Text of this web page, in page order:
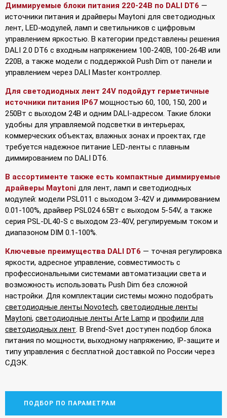
Диммируемые блоки питания 220-24В по DALI DT6 —
источники питания и драйверы Maytoni для светодиодных
лент, LED-модулей, ламп и светильников с цифровым
управлением яркостью. В категории представлены решения
DALI 2.0 DT6 с входным напряжением 100-240В, 100-264В или
220В, а также модели с поддержкой Push Dim от панели и
управлением через DALI Master контроллер.
Для светодиодных лент 24V подойдут герметичные
источники питания IP67 мощностью 60, 100, 150, 200 и
250Вт с выходом 24В и одним DALI-адресом. Такие блоки
удобны для управляемой подсветки в интерьерах,
коммерческих объектах, влажных зонах и проектах, где
требуется надежное питание LED-ленты с плавным
диммированием по DALI DT6.
В ассортименте также есть компактные диммируемые
драйверы Maytoni для лент, ламп и светодиодных
модулей: модели PSL011 с выходом 3-42V и диммированием
0.01-100%, драйвер PSL024 65Вт с выходом 5-54V, а также
серия PSL-DL40-S с выходом 23-40V, регулируемым током и
диапазоном DIM 0.1-100%.
Ключевые преимущества DALI DT6 — точная регулировка
яркости, адресное управление, совместимость с
профессиональными системами автоматизации света и
возможность использовать Push Dim без сложной
настройки. Для комплектации системы можно подобрать
светодиодные ленты Novotech, светодиодные ленты
Maytoni, светодиодные ленты Arte Lamp и профили для
светодиодных лент. В Brend-Svet доступен подбор блока
питания по мощности, выходному напряжению, IP-защите и
типу управления с бесплатной доставкой по России через
СДЭК.
ПОДБОР ПО ПАРАМЕТРАМ